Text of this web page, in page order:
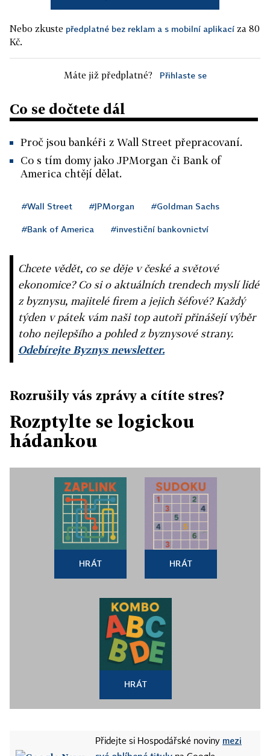
Nebo zkuste předplatné bez reklam a s mobilní aplikací za 80
Kč.
Máte již předplatné? Přihlaste se
Co se dočtete dál
Proč jsou bankéři z Wall Street přepracovaní.
Co s tím domy jako JPMorgan či Bank of
America chtějí dělat.
#Wall Street #JPMorgan #Goldman Sachs
#Bank of America #investiční bankovnictví
Chcete vědět, co se děje v české a světové
ekonomice? Co si o aktuálních trendech myslí lidé
z byznysu, majitelé firem a jejich šéfové? Každý
týden v pátek vám naši top autoři přinášejí výběr
toho nejlepšího a pohled z byznysové strany.
Odebírejte Byznys newsletter.
Rozrušily vás zprávy a cítíte stres?
Rozptylte se logickou
hádankou
HRÁT HRÁT
HRÁT
Přidejte si Hospodářské noviny mezi